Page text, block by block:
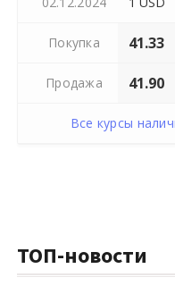
Покупка 41.33
Продажа 41.90
Все курсы
ТОП-новости